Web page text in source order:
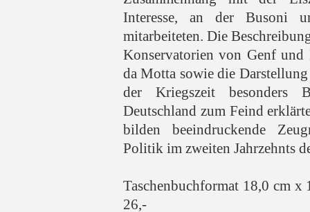
Interesse, an der Busoni
mitarbeiteten. Die
Konservatorien von Genf und
da Motta sowie die
der Kriegszeit
Deutschland zum Feind
bilden beeindruckende
Politik im zweiten Jahrzehnts
Taschenbuchformat 18,0 cm
26,-